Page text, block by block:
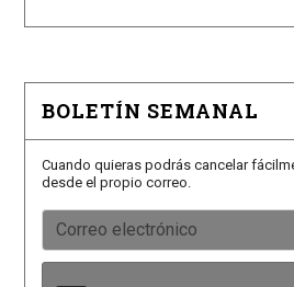
BOLETÍN SEMANAL
Cuando quieras podrás cancelar
desde el propio correo.